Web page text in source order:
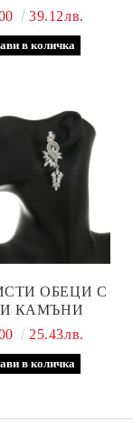
39.12лв.
ОБЕЦИ С
КАМЪНИ
25.43лв.